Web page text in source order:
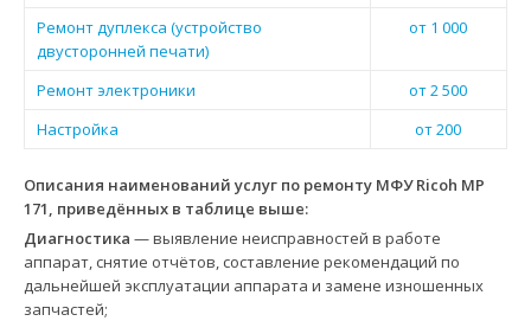
Ремонт дуплекса (устройство
двусторонней печати)
от 1 000
Ремонт электроники
от 2 500
Настройка
от 200
Описания наименований услуг по ремонту МФУ Ricoh MP
171, приведённых в таблице выше:
Диагностика — выявление неисправностей в работе
аппарат, снятие отчётов, составление рекомендаций по
дальнейшей эксплуатации аппарата и замене изношенных
запчастей;